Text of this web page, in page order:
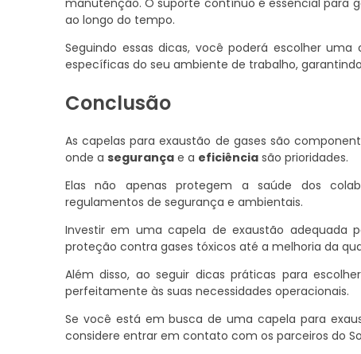
manutenção. O suporte contínuo é essencial para
ao longo do tempo.
Seguindo essas dicas, você poderá escolher
específicas do seu ambiente de trabalho,
Conclusão
As capelas para exaustão de gases são
onde a segurança e a eficiência são prioridades.
Elas não apenas protegem a saúde dos
regulamentos de segurança e ambientais.
Investir em uma capela de exaustão adequada
proteção contra gases tóxicos até a melhoria da
Além disso, ao seguir dicas práticas para
perfeitamente às suas necessidades operacionais.
Se você está em busca de uma capela para
considere entrar em contato com os parceiros do